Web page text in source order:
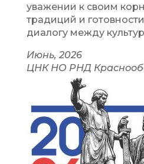
уважении к своим
традиций и
диалогу между
Июнь, 2026
ЦНК НО РНД